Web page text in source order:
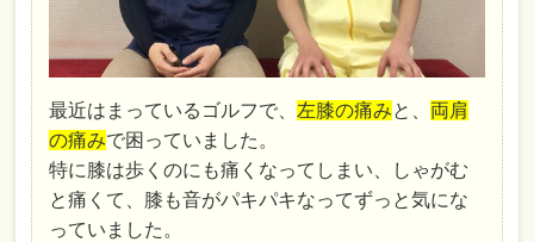
最近はまっているゴルフで、 左膝の痛みと、 両肩
の痛みで困っていました。
特に膝は歩くのにも痛くなってしまい、しゃがむ
と痛くて、膝も音がパキパキなってずっと気にな
っていました。